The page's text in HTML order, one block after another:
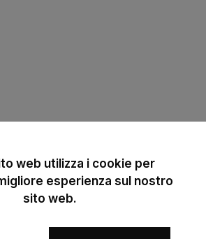
web utilizza i cookie per
esperienza sul nostro
sito web.